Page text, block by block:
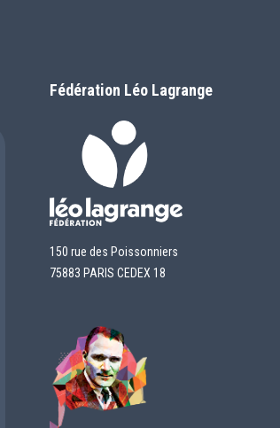
Fédération Léo Lagrange
150 rue des Poissonniers
75883 PARIS CEDEX 18